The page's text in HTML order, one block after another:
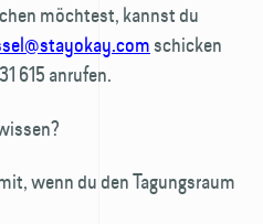
möchtest, kannst du
schicken
615 anrufen.
wenn du den Tagungsraum